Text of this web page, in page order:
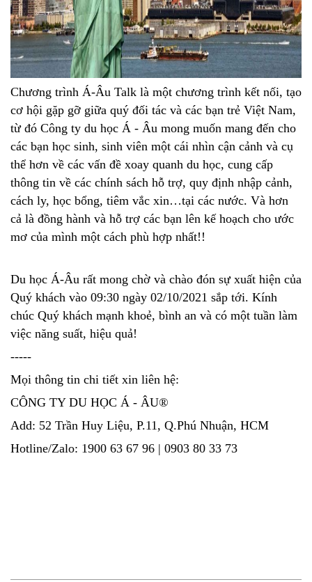
Chương trình Á-Âu Talk là một chương trình kết nối, tạo
cơ hội gặp gỡ giữa quý đối tác và các bạn trẻ Việt Nam,
từ đó Công ty du học Á - Âu mong muốn mang đến cho
các bạn học sinh, sinh viên một cái nhìn cận cảnh và cụ
thể hơn về các vấn đề xoay quanh du học, cung cấp
thông tin về các chính sách hỗ trợ, quy định nhập cảnh,
cách ly, học bổng, tiêm vắc xin…tại các nước. Và hơn
cả là đồng hành và hỗ trợ các bạn lên kế hoạch cho ước
mơ của mình một cách phù hợp nhất!!
Du học Á-Âu rất mong chờ và chào đón sự xuất hiện của
Quý khách vào 09:30 ngày 02/10/2021 sắp tới. Kính
chúc Quý khách mạnh khoẻ, bình an và có một tuần làm
việc năng suất, hiệu quả!
-----
Mọi thông tin chi tiết xin liên hệ:
CÔNG TY DU HỌC Á - ÂU®
Add: 52 Trần Huy Liệu, P.11, Q.Phú Nhuận, HCM
Hotline/Zalo: 1900 63 67 96 | 0903 80 33 73